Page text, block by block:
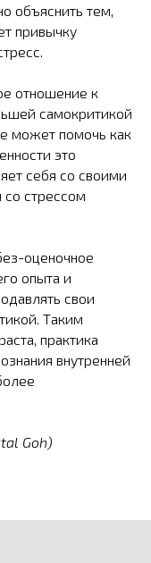
объяснить тем,
привычку
отношение к
самокритикой
может помочь как
это
себя со своими
со стрессом
оценочное
опыта и
свои
Таким
практика
внутренней
Goh)